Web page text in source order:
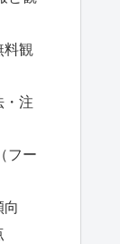
料観
・注
フー
向